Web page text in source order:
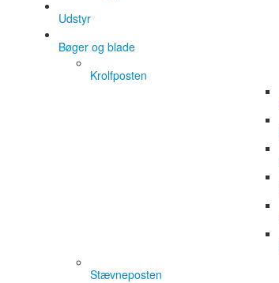
Udstyr
Bøger og blade
Krolfposten
Stævneposten